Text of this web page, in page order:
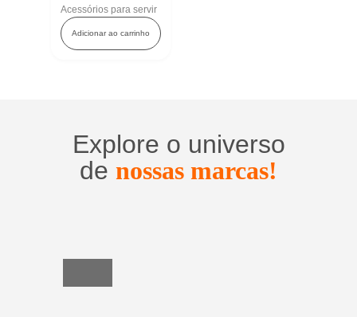
Acessórios para servir
Adicionar ao carrinho
Explore o universo
de nossas marcas!